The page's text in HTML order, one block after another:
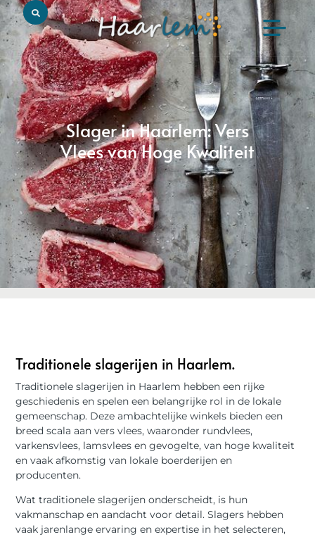
Slager in Haarlem: Vers
Vlees van Hoge Kwaliteit
Traditionele slagerijen in Haarlem.
Traditionele slagerijen in Haarlem hebben een rijke
geschiedenis en spelen een belangrijke rol in de lokale
gemeenschap. Deze ambachtelijke winkels bieden een
breed scala aan vers vlees, waaronder rundvlees,
varkensvlees, lamsvlees en gevogelte, van hoge kwaliteit
en vaak afkomstig van lokale boerderijen en
producenten.
Wat traditionele slagerijen onderscheidt, is hun
vakmanschap en aandacht voor detail. Slagers hebben
vaak jarenlange ervaring en expertise in het selecteren,